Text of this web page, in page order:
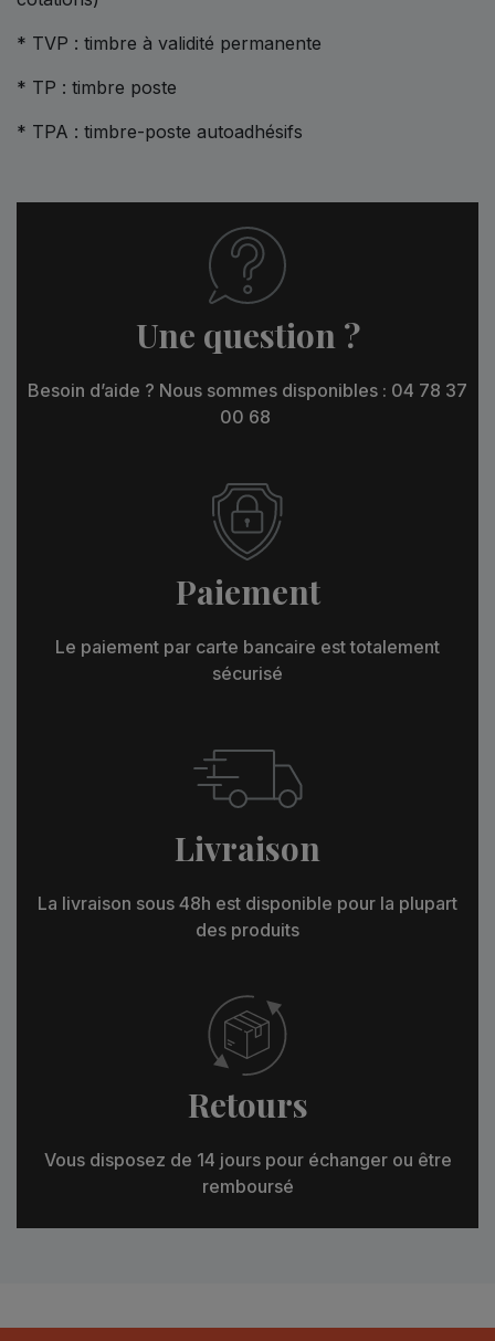
* TVP : timbre à validité permanente
* TP : timbre poste
* TPA : timbre-poste autoadhésifs
Une question ?
Besoin d’aide ? Nous sommes disponibles : 04 78 37
00 68
Paiement
Le paiement par carte bancaire est totalement
sécurisé
Livraison
La livraison sous 48h est disponible pour la plupart
des produits
Retours
Vous disposez de 14 jours pour échanger ou être
remboursé